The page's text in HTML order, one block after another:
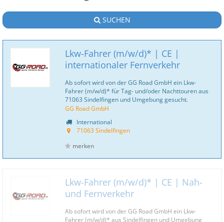
SUCHEN
Lkw-Fahrer (m/w/d)* | CE |
internationaler Fernverkehr
Ab sofort wird von der GG Road GmbH ein Lkw-
Fahrer (m/w/d)* für Tag- und/oder Nachttouren aus
71063 Sindelfingen und Umgebung gesucht.
GG Road GmbH
International
71063 Sindelfingen
merken
Lkw-Fahrer (m/w/d)* | CE | Nah-
und Fernverkehr
Ab sofort wird von der GG Road GmbH ein Lkw-
Fahrer (m/w/d)* aus Sindelfingen und Umgebung